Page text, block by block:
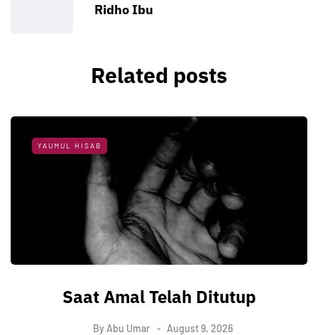
Ridho Ibu
Related posts
YAUMUL HISAB
Saat Amal Telah Ditutup
By Abu Umar August 9, 2026